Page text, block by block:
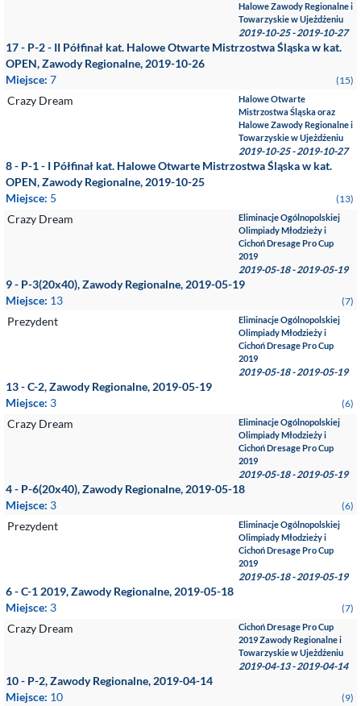
Halowe Zawody Regionalne i
Towarzyskie w Ujeżdżeniu
2019-10-25 - 2019-10-27
17 - P-2 - II Półfinał kat. Halowe Otwarte Mistrzostwa Śląska w kat.
OPEN, Zawody Regionalne, 2019-10-26
Miejsce: 7 (15)
Crazy Dream
Halowe Otwarte
Mistrzostwa Śląska oraz
Halowe Zawody Regionalne i
Towarzyskie w Ujeżdżeniu
2019-10-25 - 2019-10-27
8 - P-1 - I Półfinał kat. Halowe Otwarte Mistrzostwa Śląska w kat.
OPEN, Zawody Regionalne, 2019-10-25
Miejsce: 5 (13)
Crazy Dream
Eliminacje Ogólnopolskiej
Olimpiady Młodzieży i
Cichoń Dresage Pro Cup
2019
2019-05-18 - 2019-05-19
9 - P-3(20x40), Zawody Regionalne, 2019-05-19
Miejsce: 13 (7)
Prezydent
Eliminacje Ogólnopolskiej
Olimpiady Młodzieży i
Cichoń Dresage Pro Cup
2019
2019-05-18 - 2019-05-19
13 - C-2, Zawody Regionalne, 2019-05-19
Miejsce: 3 (6)
Crazy Dream
Eliminacje Ogólnopolskiej
Olimpiady Młodzieży i
Cichoń Dresage Pro Cup
2019
2019-05-18 - 2019-05-19
4 - P-6(20x40), Zawody Regionalne, 2019-05-18
Miejsce: 3 (6)
Prezydent
Eliminacje Ogólnopolskiej
Olimpiady Młodzieży i
Cichoń Dresage Pro Cup
2019
2019-05-18 - 2019-05-19
6 - C-1 2019, Zawody Regionalne, 2019-05-18
Miejsce: 3 (7)
Crazy Dream
Cichoń Dresage Pro Cup
2019 Zawody Regionalne i
Towarzyskie w Ujeżdżeniu
2019-04-13 - 2019-04-14
10 - P-2, Zawody Regionalne, 2019-04-14
Miejsce: 10 (9)